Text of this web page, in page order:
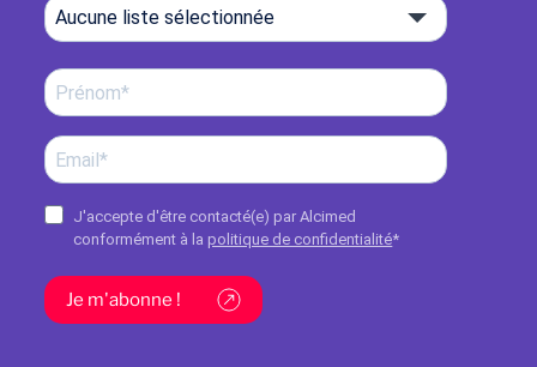
Aucune liste sélectionnée
J'accepte d'être contacté(e) par Alcimed
conformément à la politique de confidentialité*
Je m'abonne !